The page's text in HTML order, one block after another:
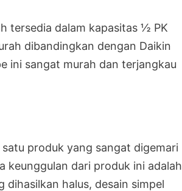
tersedia dalam kapasitas ½ PK
dibandingkan dengan Daikin
ini sangat murah dan terjangkau
produk yang sangat digemari
keunggulan dari produk ini adalah
halus, desain simpel